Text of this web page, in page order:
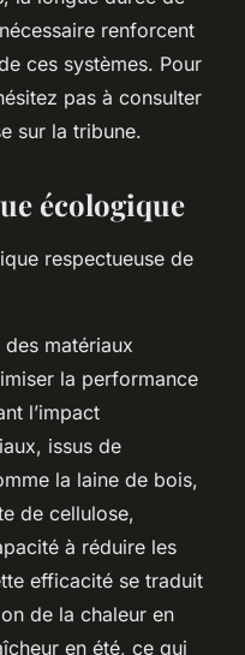
renforcent
ces systèmes. Pour
pas à consulter
sur la tribune.
écologique
respectueuse de
matériaux
la performance
l’impact
issus de
la laine de bois,
de cellulose,
à réduire les
efficacité se traduit
de la chaleur en
en été, ce qui